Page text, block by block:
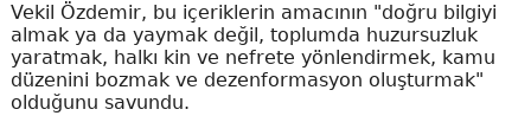
Vekil Özdemir, bu içeriklerin amacının "doğru bilgiyi
almak ya da yaymak değil, toplumda huzursuzluk
yaratmak, halkı kin ve nefrete yönlendirmek, kamu
düzenini bozmak ve dezenformasyon oluşturmak"
olduğunu savundu.